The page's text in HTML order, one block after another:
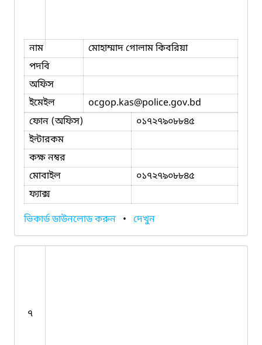
নাম
মোহাম্মাদ গোলাম কিবরিয়া
পদবি
অফিস
ইমেইল
ocgop.kas@police.gov.bd
ফোন (অফিস)
০১৭২৭৯০৮৮৪৫
ইন্টারকম
কক্ষ নম্বর
মোবাইল
০১৭২৭৯০৮৮৪৫
ফ্যাক্স
ভিকার্ড ডাউনলোড করুন • দেখুন
৭